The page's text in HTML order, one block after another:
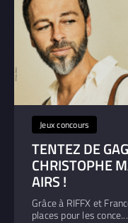
Jeux concours
TENTEZ DE
CHRISTOPHE
AIRS !
Grâce à RIFFX et
places pour les conce...